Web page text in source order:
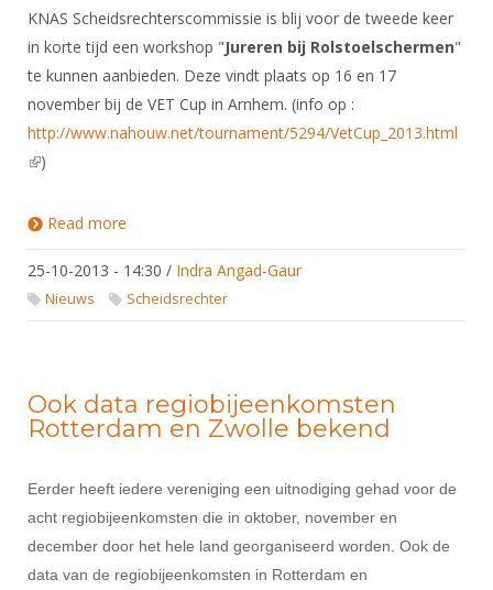
Bondsbureau
Contact
Medewerkers
Formulieren
Alle Verenigingen
Nieuws
Witte Vlekkenplan
Oprichting Vereniging
Rolstoelschermen
Wedstrijdkalender
KNAS Keurmerk
JEC
Veteranenwedstrijden
Aanvragen van scheidsrechters
Import inschrijvingen uit Nahouw
Verwerk wedstrijduitslagen
NK organiseren
Internationale Titeltoernooien
Internationale aanmeldingen
Leraar
Voor scheidsrechters
Nieuws
Scheidsrechterslijst
Scheidsrechter Documentatie
Opleidingen
Infotheek
ALV
Touché
KNAS Scheidsrechterscommissie is blij voor de tweede keer
in korte tijd een workshop "Jureren bij Rolstoelschermen"
te kunnen aanbieden. Deze vindt plaats op 16 en 17
november bij de VET Cup in Arnhem. (info op :
http://www.nahouw.net/tournament/5294/VetCup_2013.html
(link is external)
)
Read more
25-10-2013 - 14:30 / Indra Angad-Gaur
Nieuws Scheidsrechter
Ook data regiobijeenkomsten
Rotterdam en Zwolle bekend
Eerder heeft iedere vereniging een uitnodiging gehad voor de
acht regiobijeenkomsten die in oktober, november en
december door het hele land georganiseerd worden. Ook de
data van de regiobijeenkomsten in Rotterdam en